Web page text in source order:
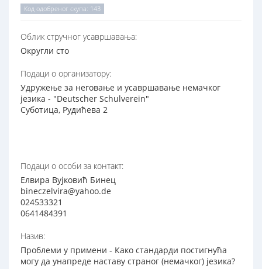
Код одобреног скупа: 143
Oблик стручног усавршавања:
Округли сто
Подаци о организатору:
Удружење за неговање и усавршавање немачког
језика - "Deutscher Schulverein"
Суботица, Рудићева 2
Подаци о особи за контакт:
Елвира Вујковић Бинец
bineczelvira@yahoo.de
024533321
0641484391
Назив:
Проблеми у примени - Како стандарди постигнућа
могу да унапреде наставу страног (немачког) језика?